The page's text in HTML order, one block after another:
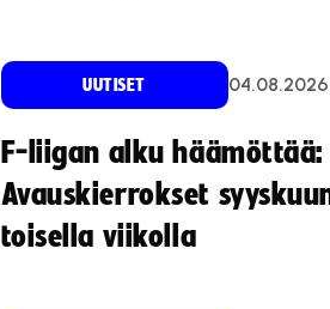
UUTISET 04.08.2026
F-liigan alku häämöttää:
Avauskierrokset
toisella viikolla